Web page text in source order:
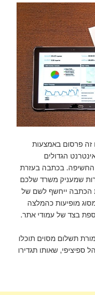
זה פרסום באמצעות
הגדולים
החשיפה. בכתבה בעזרת
שמעניק משרד שלכם
הכתבה ייחשף לשם של
מופיעות כהמלצה
בצד של עמודי אתר.
תשלום מסוים תוכלו
שאותו תגדירו